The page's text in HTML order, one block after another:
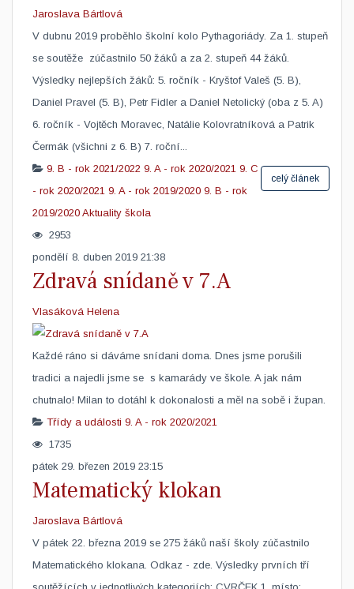
Jaroslava Bártlová
V dubnu 2019 proběhlo školní kolo Pythagoriády. Za 1. stupeň
se soutěže zúčastnilo 50 žáků a za 2. stupeň 44 žáků.
Výsledky nejlepších žáků: 5. ročník - Kryštof Valeš (5. B),
Daniel Pravel (5. B), Petr Fidler a Daniel Netolický (oba z 5. A)
6. ročník - Vojtěch Moravec, Natálie Kolovratníková a Patrik
Čermák (všichni z 6. B) 7. roční...
celý článek
9. B - rok 2021/2022 9. A - rok 2020/2021 9. C
- rok 2020/2021 9. A - rok 2019/2020 9. B - rok
2019/2020 Aktuality škola
2953
pondělí 8. duben 2019 21:38
Zdravá snídaně v 7.A
Vlasáková Helena
​Každé ráno si dáváme snídani doma. Dnes jsme porušili
tradici a najedli jsme se s kamarády ve škole. A jak nám
chutnalo! Milan to dotáhl k dokonalosti a měl na sobě i župan.
Třídy a události 9. A - rok 2020/2021
1735
pátek 29. březen 2019 23:15
Matematický klokan
Jaroslava Bártlová
V pátek 22. března 2019 se 275 žáků naší školy zúčastnilo
Matematického klokana. Odkaz - zde. Výsledky prvních tří